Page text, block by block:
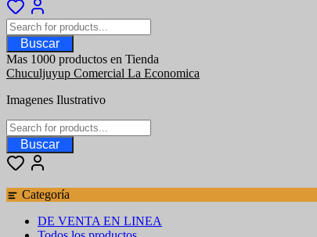
Buscar
Mas 1000 productos en Tienda
Chuculjuyup Comercial La Economica
Imagenes Ilustrativo
Buscar
Categoría
DE VENTA EN LINEA